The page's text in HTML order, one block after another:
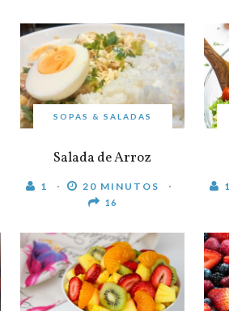
SOPAS & SALADAS
Salada de Arroz
1 20 MINUTOS
16
1